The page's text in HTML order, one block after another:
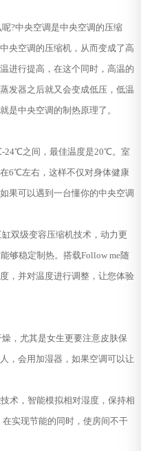
?中央空调是中央空调的压缩
央空调的压缩机，从而变成了高
进行提高，在这个同时，高温的
发器之后就又会变成低压，低温
是中央空调的制热原理了。
24℃之间，最佳温度是20℃。室
6℃左右，这样不仅对身体健康
果可以遇到一台懂你的中央空调
双级变容压缩机技术，动力更
够稳定制热。搭载Follow me随
，并对温度进行调整，让您体验
，尤其是女生更要注意皮肤保
，会用加湿器，如果空调可以让
术，智能模拟相对湿度，保持相
实现节能的同时，使房间不干